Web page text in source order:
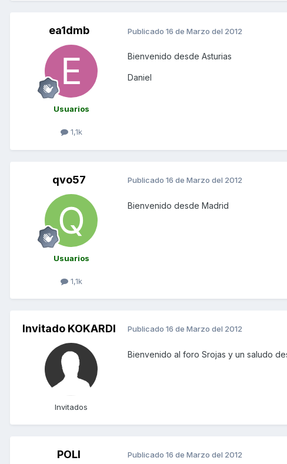
ea1dmb
Usuarios
1,1k
Publicado 16 de Marzo del 2012
Bienvenido desde Asturias
Daniel
qvo57
Usuarios
1,1k
Publicado 16 de Marzo del 2012
Bienvenido desde Madrid
Invitado KOKARDI
Invitados
Publicado 16 de Marzo del 2012
Bienvenido al foro Srojas y un saludo
POLI Publicado 16 de Marzo del 2012